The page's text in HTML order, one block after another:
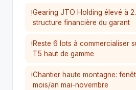
!Gearing JTO Holding élevé à
structure financière du garant
!Reste 6 lots à commercialiser
T5 haut de gamme
!Chantier haute montagne:
mois/an mai-novembre